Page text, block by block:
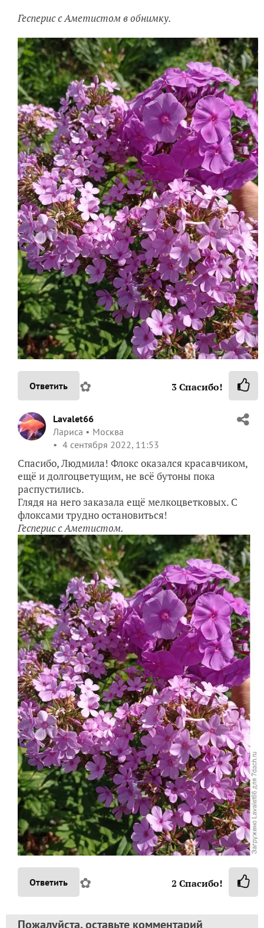
Гесперис с Аметистом в обнимку.
Ответить ✿ 3Спасибо!
Lavalet66
Лариса
Москва
4 сентября 2022, 11:53
Спасибо, Людмила! Флокс оказался красавчиком,
ещё и долгоцветущим, не всё бутоны пока
распустились.
Глядя на него заказала ещё мелкоцветковых. С
флоксами трудно остановиться!
Гесперис с Аметистом.
Ответить ✿ 2 Спасибо!
Пожалуйста, оставьте комментарий